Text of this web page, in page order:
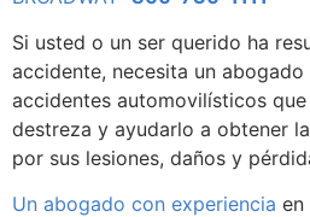
Si usted o un ser querido ha
accidente, necesita un
accidentes automovilísticos
destreza y ayudarlo a obtener
por sus lesiones, daños y
Un abogado con experiencia en